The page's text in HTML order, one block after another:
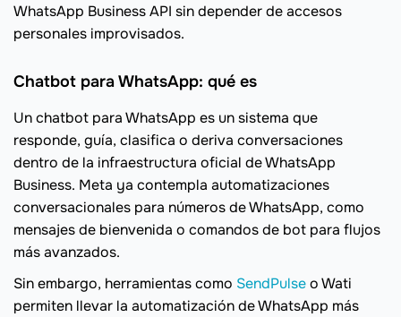
WhatsApp Business API sin depender de accesos
personales improvisados.
Chatbot para WhatsApp: qué es
Un chatbot para WhatsApp es un sistema que
responde, guía, clasifica o deriva conversaciones
dentro de la infraestructura oficial de WhatsApp
Business. Meta ya contempla automatizaciones
conversacionales para números de WhatsApp, como
mensajes de bienvenida o comandos de bot para flujos
más avanzados.
Sin embargo, herramientas como SendPulseo Wati
permiten llevar la automatización de WhatsApp más